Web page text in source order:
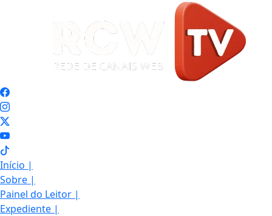
Início |
Sobre |
Painel do Leitor |
Expediente |